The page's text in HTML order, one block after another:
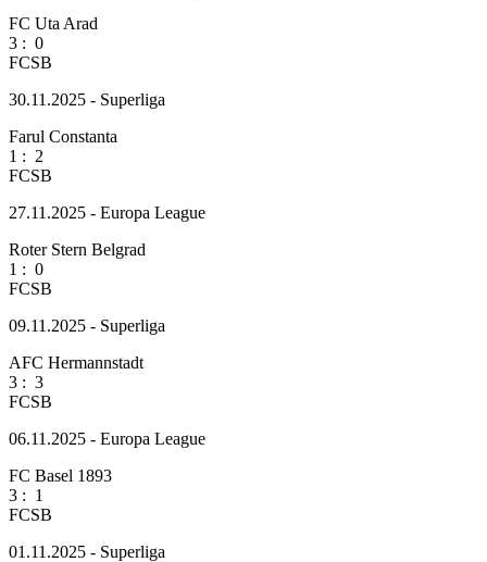
FC Uta Arad
3 : 0
FCSB
30.11.2025 - Superliga
Farul Constanta
1 : 2
FCSB
27.11.2025 - Europa League
Roter Stern Belgrad
1 : 0
FCSB
09.11.2025 - Superliga
AFC Hermannstadt
3 : 3
FCSB
06.11.2025 - Europa League
FC Basel 1893
3 : 1
FCSB
01.11.2025 - Superliga